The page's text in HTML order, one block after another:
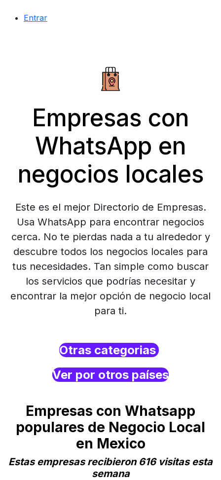
Entrar
Empresas con
WhatsApp en
negocios locales
Este es el mejor Directorio de Empresas.
Usa WhatsApp para encontrar negocios
cerca. No te pierdas nada a tu alrededor y
descubre todos los negocios locales para
tus necesidades. Tan simple como buscar
los servicios que podrías necesitar y
encontrar la mejor opción de negocio local
para ti.
Otras categorias
Ver por otros países
Empresas con Whatsapp
populares de Negocio Local
en Mexico
Estas empresas recibieron 616 visitas esta
semana